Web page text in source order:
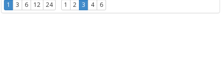
1 3 6 12 24 1 2 3 4 6